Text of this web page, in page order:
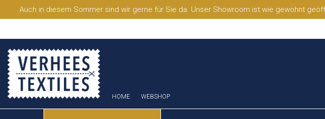
Auch in diesem Sommer sind wir gerne für Sie da. Unser Showroom ist wie gewohnt
HOME WEBSHOP